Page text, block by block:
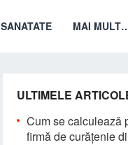
MAI
ULTIMELE
Cum se calculează
firmă de curățenie